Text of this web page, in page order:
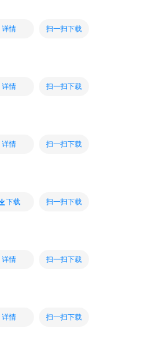
详情 扫一扫下载
详情 扫一扫下载
详情 扫一扫下载
下载 扫一扫下载
详情 扫一扫下载
详情 扫一扫下载